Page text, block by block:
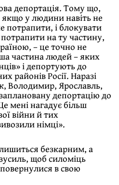
депортація. Тому що,
у людини навіть не
потрапити, і блокувати
на ту частину,
– це точно не
частина людей – яких
і депортують до
районів Росії. Наразі
Володимир, Ярославль,
депортацію до
мені нагадує більш
війни й тих
німці».
безкарним, а
щоб силоміць
в свою